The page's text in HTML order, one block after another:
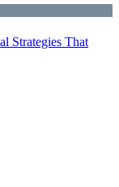
Strategies That